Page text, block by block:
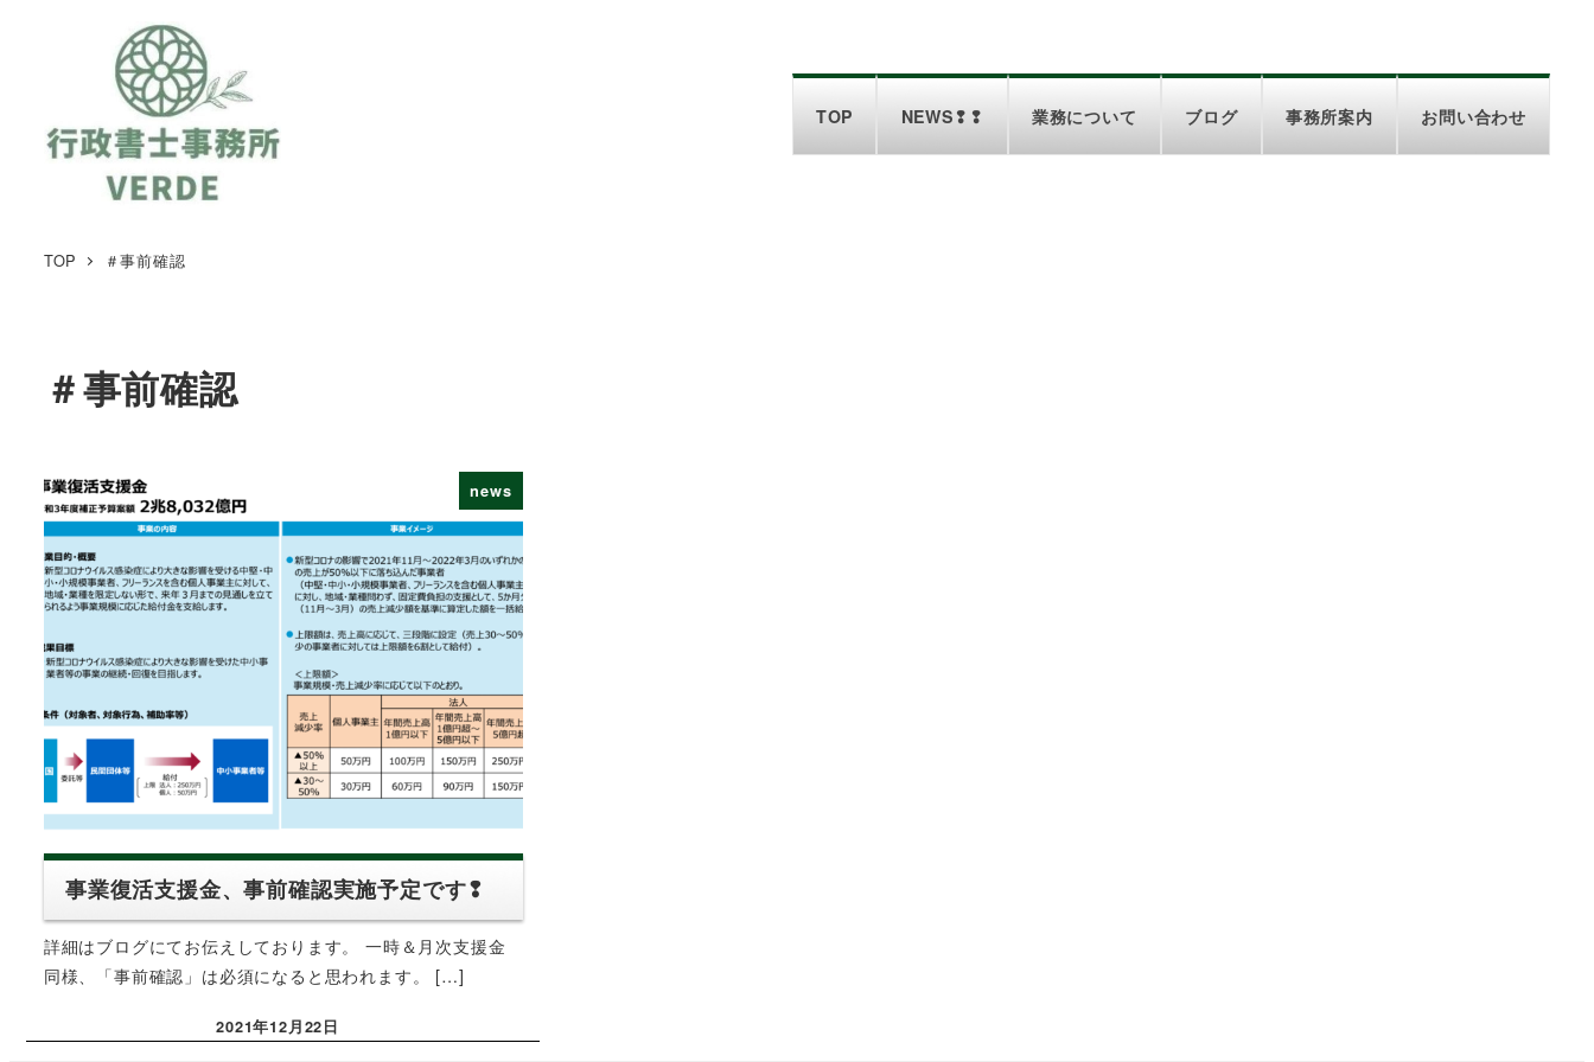
TOP NEWS❢❢ 業務について ブログ 事務所案内 お問い合わせ
TOP ＃事前確認
＃事前確認
news
事業復活支援金、事前確認実施予定です❢
詳細はブログにてお伝えしております。 一時＆月次支援金
同様、「事前確認」は必須になると思われます。 […]
投稿日
2021年12月22日